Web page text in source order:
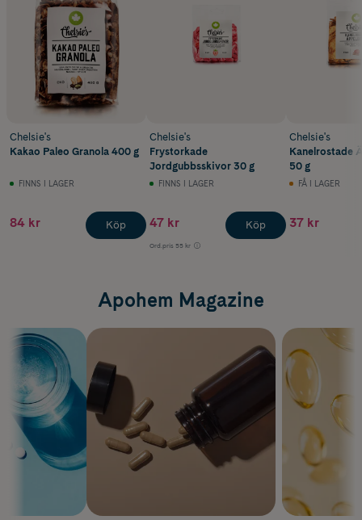
Chelsie's
Kakao Paleo Granola 400 g
FINNS I LAGER
84 kr Köp
Chelsie's
Frystorkade
Jordgubbsskivor 30 g
FINNS I LAGER
47 kr
Ord.pris 55 kr
Köp
Chelsie's
Kanelrostade
50 g
FÅ I LAGER
37 kr
Apohem Magazine